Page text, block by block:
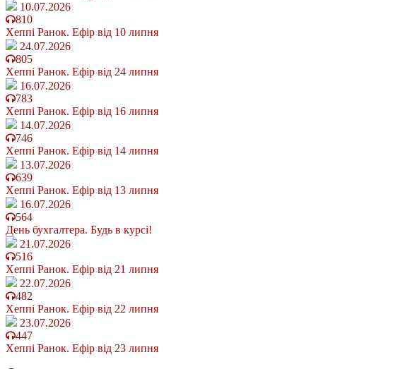
10.07.2026
810
Хеппі Ранок. Ефір від 10 липня
24.07.2026
805
Хеппі Ранок. Ефір від 24 липня
16.07.2026
783
Хеппі Ранок. Ефір від 16 липня
14.07.2026
746
Хеппі Ранок. Ефір від 14 липня
13.07.2026
639
Хеппі Ранок. Ефір від 13 липня
16.07.2026
564
День бухгалтера. Будь в курсі!
21.07.2026
516
Хеппі Ранок. Ефір від 21 липня
22.07.2026
482
Хеппі Ранок. Ефір від 22 липня
23.07.2026
447
Хеппі Ранок. Ефір від 23 липня